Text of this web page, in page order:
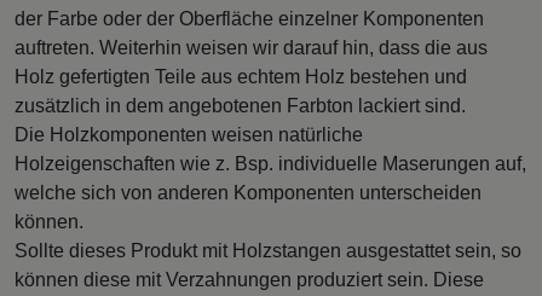
der Farbe oder der Oberfläche einzelner Komponenten
auftreten. Weiterhin weisen wir darauf hin, dass die aus
Holz gefertigten Teile aus echtem Holz bestehen und
zusätzlich in dem angebotenen Farbton lackiert sind.
Die Holzkomponenten weisen natürliche
Holzeigenschaften wie z. Bsp. individuelle Maserungen auf,
welche sich von anderen Komponenten unterscheiden
können.
Sollte dieses Produkt mit Holzstangen ausgestattet sein, so
können diese mit Verzahnungen produziert sein. Diese